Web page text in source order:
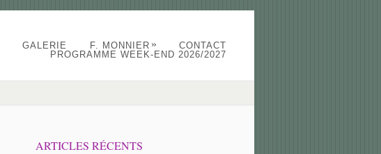
GALERIE F. MONNIER »
CONTACT
PROGRAMME WEEK-END 2026/2027
ARTICLES RÉCENTS